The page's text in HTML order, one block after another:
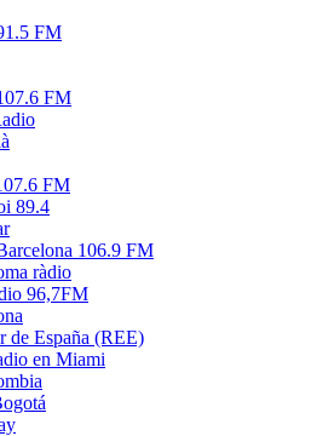
FM
FM
FM
89.4
106.9 FM
ràdio
96,7FM
de España (REE)
en Miami